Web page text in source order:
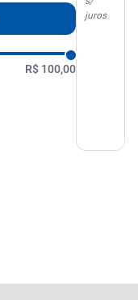
R$ 100,00
C 3A
20W
juros